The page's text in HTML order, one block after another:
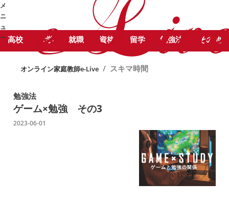
メ
ニ
ュ
ー
STUDY COLUMN
勉強コラム
スキマ時間 に関する記事をピック
アップしています。
高校
大学 就職 資格 留学 勉強法 その他
オンライン家庭教師e-Live / スキマ時間
勉強法
ゲーム×勉強 その3
2023-06-01